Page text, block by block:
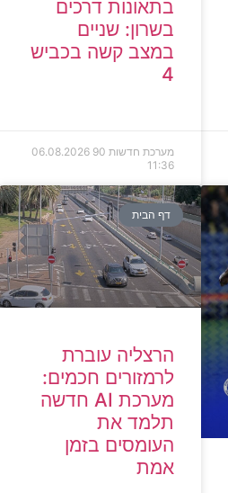
בתאונות דרכים
בשרון: שניים
במצב קשה בכביש
4
מערכת חדשות 90
06.08.2026
11:36
דף הבית
הרצליה עוברת
לרמזורים חכמים:
מערכת AI חדשה
תלמד את
העומסים בזמן
אמת